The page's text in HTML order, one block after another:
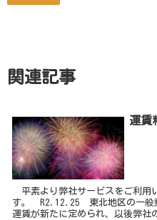
関連記事
運賃
平素より弊社サービスをご利用
す。 R2.12.25 東北地区の一般
運賃が新たに定められ、以後弊社